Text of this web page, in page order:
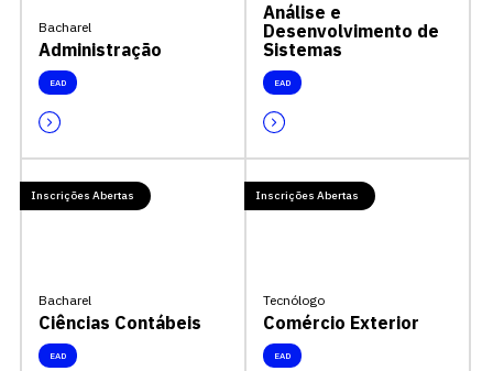
Bacharel
Administração
EAD
Análise e
Desenvolvimento de
Sistemas
EAD
Inscrições Abertas
Bacharel
Ciências Contábeis
EAD
Inscrições Abertas
Tecnólogo
Comércio Exterior
EAD